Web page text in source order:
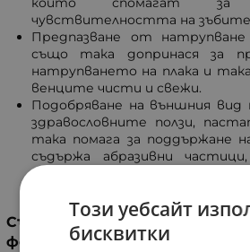
чувствителността на
Предпазване от
също така допринася за
натрупването на плака и
венците чисти и свежи.
Подобряване на външния вид
здравословните ползи,
така помага за поддържане
съдържа абразивни
премахват
Съставки на WhiteMe
формула Fluoride+ и техните
Този уебсайт
бисквитки